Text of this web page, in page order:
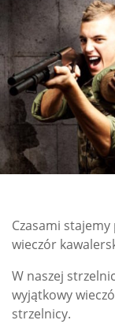
Czasami
wieczór
W naszej
wyjątkowy
strzelnicy.